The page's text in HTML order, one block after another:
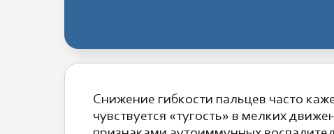
Снижение гибкости пальцев часто
чувствуется «тугость» в мелких